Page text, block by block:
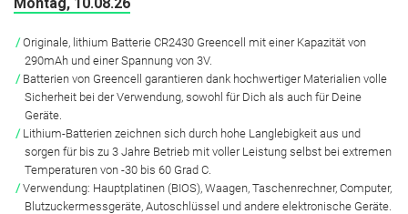
Originale, lithium Batterie CR2430 Greencell mit einer Kapazität von
290mAh und einer Spannung von 3V.
Batterien von Greencell garantieren dank hochwertiger Materialien volle
Sicherheit bei der Verwendung, sowohl für Dich als auch für Deine
Geräte.
Lithium-Batterien zeichnen sich durch hohe Langlebigkeit aus und
sorgen für bis zu 3 Jahre Betrieb mit voller Leistung selbst bei extremen
Temperaturen von -30 bis 60 Grad C.
Verwendung: Hauptplatinen (BIOS), Waagen, Taschenrechner, Computer,
Blutzuckermessgeräte, Autoschlüssel und andere elektronische Geräte.